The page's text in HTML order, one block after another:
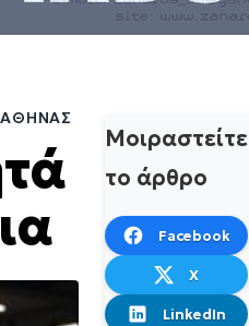
ΑΘΉΝΑΣ
Μοιραστείτε
το άρθρο
Facebook
X
LinkedIn